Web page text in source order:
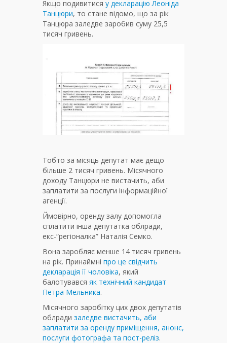
Якщо подивитися у декларацію Леоніда
Танцюри, то стане відомо, що за рік
Танцюра заледве заробив суму 25,5
тисяч гривень.
Тобто за місяць депутат має дещо
більше 2 тисяч гривень. Місячного
доходу Танцюри не вистачить, аби
заплатити за послуги інформаційної
агенції.
Ймовірно, оренду залу допомогла
сплатити інша депутатка облради,
екс-“регіоналка” Наталія Семко.
Вона заробляє менше 14 тисяч гривень
на рік. Принаймні про це свідчить
декларація її чоловіка, який
балотувався як технічний кандидат
Петра Мельника.
Місячного заробітку цих двох депутатів
облради заледве вистачить, аби
заплатити за оренду приміщення, анонс,
послуги фотографа та пост-реліз.